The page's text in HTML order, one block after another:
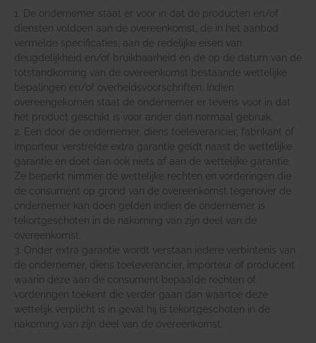
1. De ondernemer staat er voor in dat de producten en/of
diensten voldoen aan de overeenkomst, de in het aanbod
vermelde specificaties, aan de redelijke eisen van
deugdelijkheid en/of bruikbaarheid en de op de datum van de
totstandkoming van de overeenkomst bestaande wettelijke
bepalingen en/of overheidsvoorschriften. Indien
overeengekomen staat de ondernemer er tevens voor in dat
het product geschikt is voor ander dan normaal gebruik.
2. Een door de ondernemer, diens toeleverancier, fabrikant of
importeur verstrekte extra garantie geldt naast de wettelijke
garantie en doet dan ook niets af aan de wettelijke garantie.
Ze beperkt nimmer de wettelijke rechten en vorderingen die
de consument op grond van de overeenkomst tegenover de
ondernemer kan doen gelden indien de ondernemer is
tekortgeschoten in de nakoming van zijn deel van de
overeenkomst.
3. Onder extra garantie wordt verstaan iedere verbintenis van
de ondernemer, diens toeleverancier, importeur of producent
waarin deze aan de consument bepaalde rechten of
vorderingen toekent die verder gaan dan waartoe deze
wettelijk verplicht is in geval hij is tekortgeschoten in de
nakoming van zijn deel van de overeenkomst.